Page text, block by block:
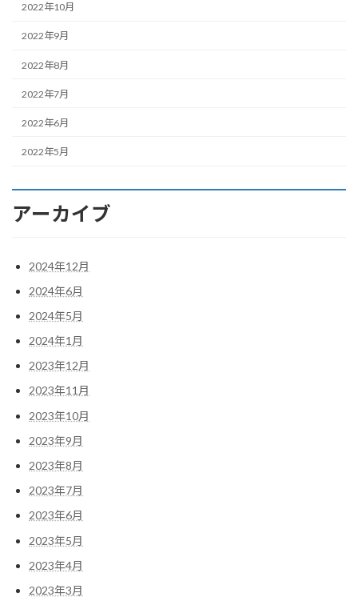
2022年10月
2022年9月
2022年8月
2022年7月
2022年6月
2022年5月
アーカイブ
2024年12月
2024年6月
2024年5月
2024年1月
2023年12月
2023年11月
2023年10月
2023年9月
2023年8月
2023年7月
2023年6月
2023年5月
2023年4月
2023年3月